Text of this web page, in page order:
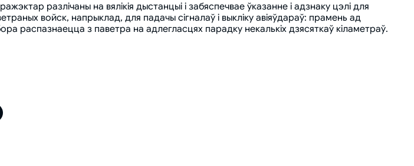
разлічаны на вялікія дыстанцыі і забяспечвае ўказанне і адзнаку цэлі для
войск, напрыклад, для падачы сігналаў і выкліку авіяўдараў: прамень ад
распазнаецца з паветра на адлегласцях парадку некалькіх дзясяткаў кіламетраў.